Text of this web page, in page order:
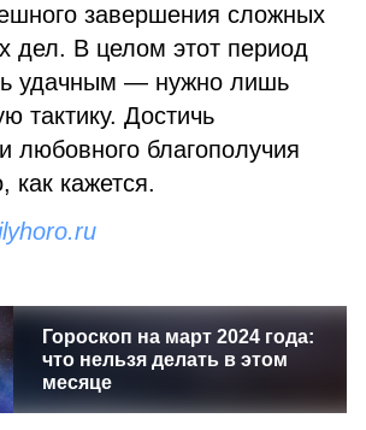
завершения сложных
дел. В целом этот период
удачным — нужно лишь
тактику. Достичь
любовного благополучия
как кажется.
Гороскоп на март 2024 года:
что нельзя делать в этом
месяце